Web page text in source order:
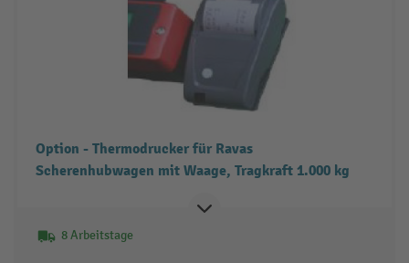
Option - Thermodrucker für Ravas
Scherenhubwagen mit Waage, Tragkraft 1.000 kg
8 Arbeitstage